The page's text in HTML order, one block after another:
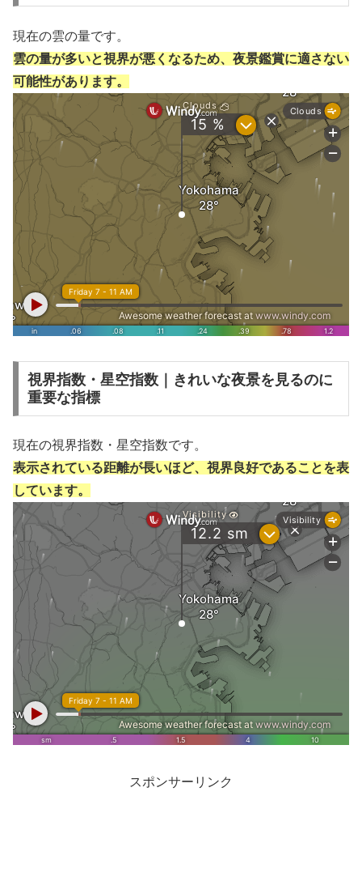
現在の雲の量です。
雲の量が多いと視界が悪くなるため、夜景鑑賞に適さない
可能性があります。
視界指数・星空指数｜きれいな夜景を見るのに
重要な指標
現在の視界指数・星空指数です。
表示されている距離が長いほど、視界良好であることを表
しています。
スポンサーリンク